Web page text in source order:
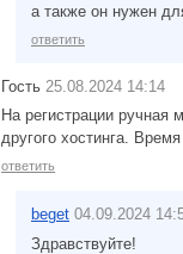
а также он нужен
ответить
Гость 25.08.2024 14:14
На регистрации ручная
другого хостинга.
ответить
beget 04.09.2024
Здравствуйте!